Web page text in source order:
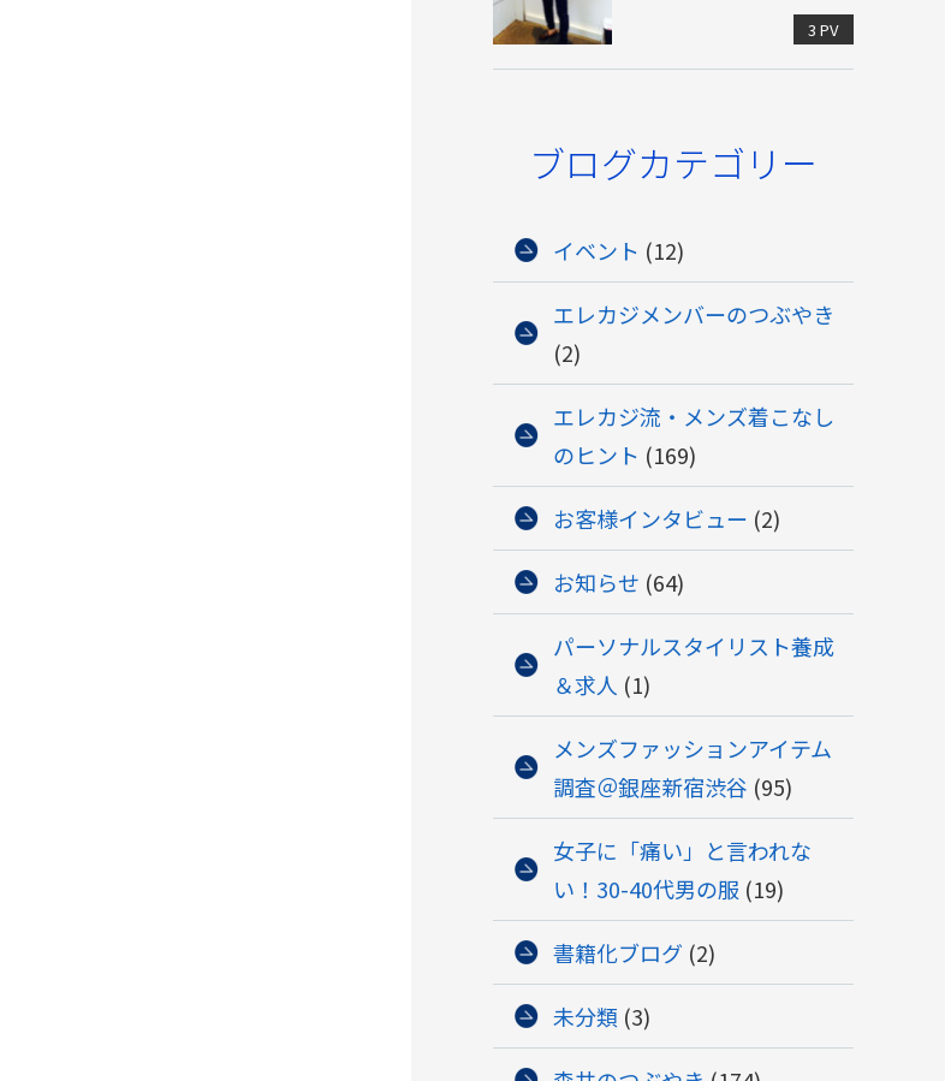
3 PV
ブログカテゴリー
イベント (12)
エレカジメンバーのつぶやき
(2)
エレカジ流・メンズ着こなし
のヒント (169)
お客様インタビュー (2)
お知らせ (64)
パーソナルスタイリスト養成
＆求人 (1)
メンズファッションアイテム
調査＠銀座新宿渋谷 (95)
女子に「痛い」と言われな
い！30-40代男の服 (19)
書籍化ブログ (2)
未分類 (3)